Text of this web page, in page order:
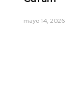
mayo 14, 2026